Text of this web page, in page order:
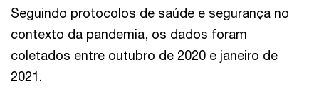
Seguindo protocolos de saúde e segurança no
contexto da pandemia, os dados foram
coletados entre outubro de 2020 e janeiro de
2021.